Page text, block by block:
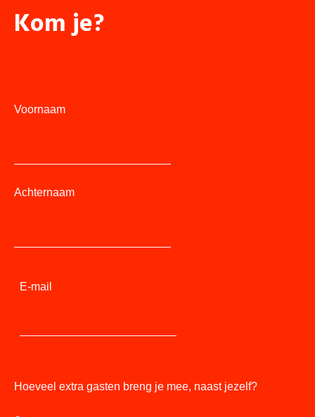
Kom je?
Voornaam
Achternaam
E-mail
Hoeveel extra gasten breng je mee, naast jezelf?